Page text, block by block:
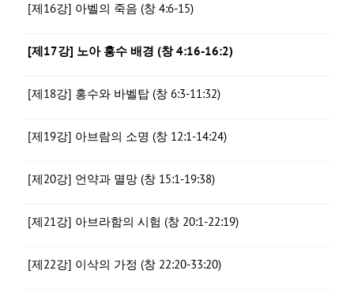
[제16강] 아벨의 죽음 (창 4:6-15)
[제17강] 노아 홍수 배경 (창 4:16-16:2)
[제18강] 홍수와 바벨탑 (창 6:3-11:32)
[제19강] 아브람의 소명 (창 12:1-14:24)
[제20강] 언약과 멸망 (창 15:1-19:38)
[제21강] 아브라함의 시험 (창 20:1-22:19)
[제22강] 이삭의 가정 (창 22:20-33:20)